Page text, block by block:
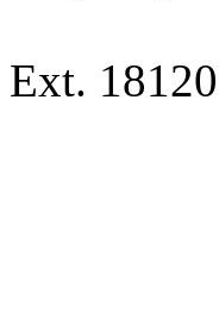
Ext. 18120